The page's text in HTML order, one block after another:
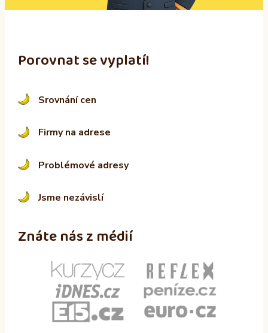
:
Porovnat se vyplatí!
Srovnání cen
Firmy na adrese
Problémové adresy
Jsme nezávislí
Znáte nás z médií